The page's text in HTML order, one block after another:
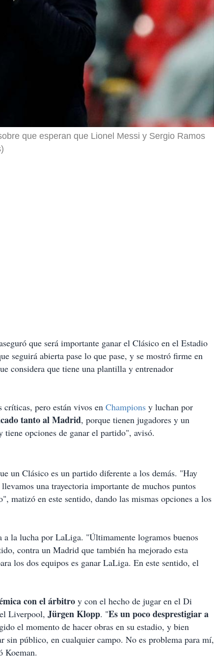
que esperan que Lionel Messi y Sergio Ramos
que será importante ganar el Clásico en el Estadio
seguirá abierta pase lo que pase, y se mostró firme en
considera que tiene una plantilla y entrenador
pero están vivos en Champions y luchan por
tanto al Madrid, porque tienen jugadores y un
opciones de ganar el partido", avisó.
un Clásico es un partido diferente a los demás. "Hay
una trayectoria importante de muchos puntos
matizó en este sentido, dando las mismas opciones a los
la lucha por LaLiga. "Últimamente logramos buenos
contra un Madrid que también ha mejorado esta
los dos equipos es ganar LaLiga. En este sentido, el
con el árbitro y con el hecho de jugar en el Di
Liverpool, Jürgen Klopp. "Es un poco desprestigiar a
el momento de hacer obras en su estadio, y bien
sin público, en cualquier campo. No es problema para mí,
Koeman.